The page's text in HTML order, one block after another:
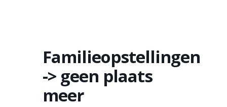
Familieopstellingen
-> geen plaats
meer